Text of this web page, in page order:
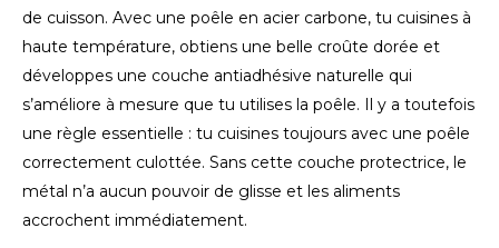
INR
de cuisson. Avec une poêle en acier carbone, tu cuisines à
haute température, obtiens une belle croûte dorée et
développes une couche antiadhésive naturelle qui
s’améliore à mesure que tu utilises la poêle. Il y a toutefois
une règle essentielle : tu cuisines toujours avec une poêle
correctement culottée. Sans cette couche protectrice, le
métal n’a aucun pouvoir de glisse et les aliments
accrochent immédiatement.